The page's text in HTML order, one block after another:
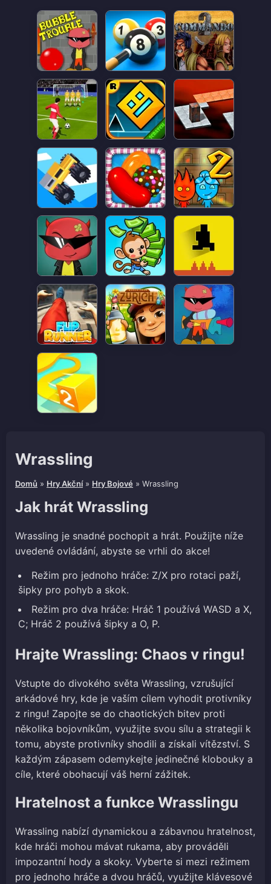
Wrassling
Domů » Hry Akční » Hry Bojové » Wrassling
Jak hrát Wrassling
Wrassling je snadné pochopit a hrát. Použijte níže
uvedené ovládání, abyste se vrhli do akce!
Režim pro jednoho hráče: Z/X pro rotaci paží,
šipky pro pohyb a skok.
Režim pro dva hráče: Hráč 1 používá WASD a X,
C; Hráč 2 používá šipky a O, P.
Hrajte Wrassling: Chaos v ringu!
Vstupte do divokého světa Wrassling, vzrušující
arkádové hry, kde je vaším cílem vyhodit protivníky
z ringu! Zapojte se do chaotických bitev proti
několika bojovníkům, využijte svou sílu a strategii k
tomu, abyste protivníky shodili a získali vítězství. S
každým zápasem odemykejte jedinečné klobouky a
cíle, které obohacují váš herní zážitek.
Hratelnost a funkce Wrasslingu
Wrassling nabízí dynamickou a zábavnou hratelnost,
kde hráči mohou mávat rukama, aby prováděli
impozantní hody a skoky. Vyberte si mezi režimem
pro jednoho hráče a dvou hráčů, využijte klávesové